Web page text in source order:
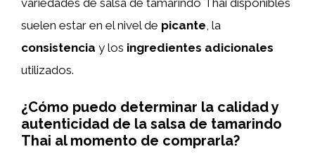
suelen estar en el nivel de picante , la
consistencia y los ingredientes adicionales
utilizados.
¿Cómo puedo determinar la calidad y
autenticidad de la salsa de tamarindo
Thai al momento de comprarla?